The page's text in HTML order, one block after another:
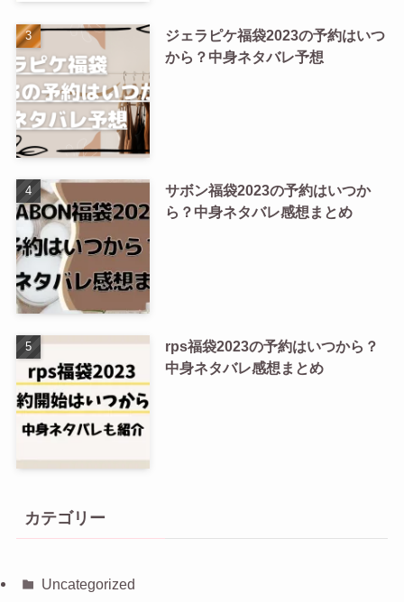
ジェラピケ福袋2023の予約はいつ
から？中身ネタバレ予想
サボン福袋2023の予約はいつか
ら？中身ネタバレ感想まとめ
rps福袋2023の予約はいつから？
中身ネタバレ感想まとめ
カテゴリー
Uncategorized